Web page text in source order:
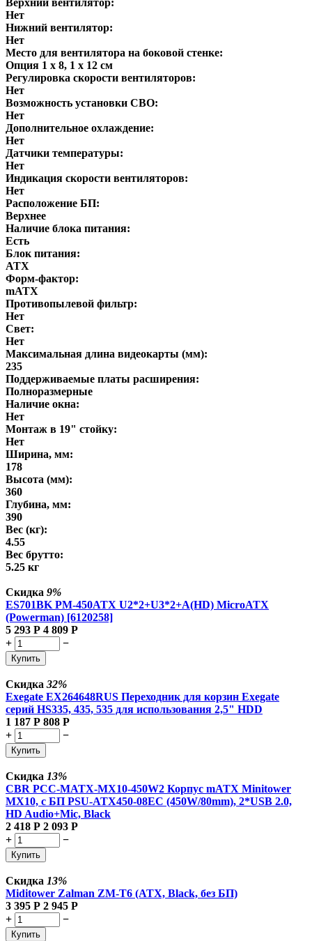
Нет
Нижний вентилятор:
Нет
Место для вентилятора на боковой стенке:
Опция 1 x 8, 1 x 12 см
Регулировка скорости вентиляторов:
Нет
Возможность установки СВО:
Нет
Дополнительное охлаждение:
Нет
Датчики температуры:
Нет
Индикация скорости вентиляторов:
Нет
Расположение БП:
Верхнее
Наличие блока питания:
Есть
Блок питания:
ATX
Форм-фактор:
mATX
Противопылевой фильтр:
Нет
Свет:
Нет
Максимальная длина видеокарты (мм):
235
Поддерживаемые платы расширения:
Полноразмерные
Наличие окна:
Нет
Монтаж в 19" стойку:
Нет
Ширина, мм:
178
Высота (мм):
360
Глубина, мм:
390
Вес (кг):
4.55
Вес брутто:
5.25 кг
Скидка 9%
ES701BK PM-450ATX U2*2+U3*2+A(HD) MicroATX
(Powerman) [6120258]
5 293 Р 4 809 Р
+
−
Купить
Скидка 32%
Exegate EX264648RUS Переходник для корзин Exegate
серий HS335, 435, 535 для использования 2,5" HDD
1 187 Р 808 Р
+
−
Купить
Скидка 13%
CBR PCC-MATX-MX10-450W2 Корпус mATX Minitower
MX10, c БП PSU-ATX450-08EC (450W/80mm), 2*USB 2.0,
HD Audio+Mic, Black
2 418 Р 2 093 Р
+
−
Купить
Скидка 13%
Miditower Zalman ZM-T6 (ATX, Black, без БП)
3 395 Р 2 945 Р
+
−
Купить